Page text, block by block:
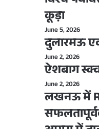
कूड़ा
June 5, 2026
दुलारमऊ
June 2, 2026
ऐशबाग
June 2, 2026
लखनऊ में